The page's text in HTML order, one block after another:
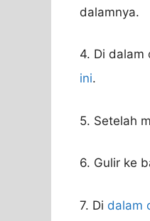
dalamnya.
4. Di dalam
ini.
5. Setelah
6. Gulir ke
7. Di dalam